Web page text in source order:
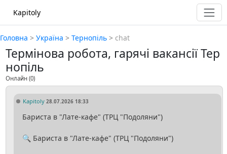
Kapitoly
Головна > Україна > Тернопіль > chat
Термінова робота, гарячі вакансії Тер
нопіль
Онлайн (0)
Kapitoly 28.07.2026 18:33
Бариста в "Лате-кафе" (ТРЦ "Подоляни")
🔍 Бариста в "Лате-кафе" (ТРЦ "Подоляни")